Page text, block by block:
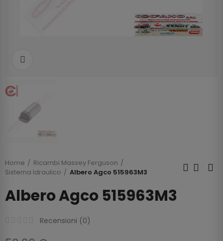
Home
Ricambi Massey Ferguson
Sistema Idraulico
Albero Agco 515963M3
Albero Agco 515963M3
Recensioni (0)